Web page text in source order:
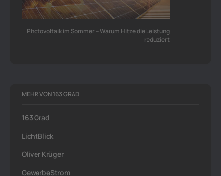
Photovoltaik im Sommer – Warum Hitze die Leistung
reduziert
MEHR VON 163 GRAD
163 Grad
LichtBlick
Oliver Krüger
GewerbeStrom